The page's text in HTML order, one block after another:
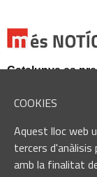
COOKIES
Aquest lloc web
tercers d'anàlisis
amb la finalitat
Catalunya es
Sant Fruitós
restauració i
Es manté la